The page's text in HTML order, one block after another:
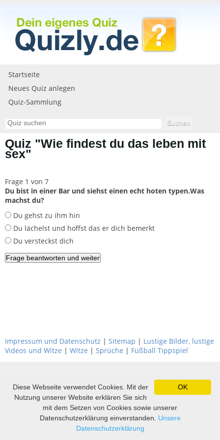
Startseite
Neues Quiz anlegen
Quiz-Sammlung
Quiz "Wie findest du das leben mit
sex"
Frage 1 von 7
Du bist in einer Bar und siehst einen echt hoten typen.Was
machst du?
Du gehst zu ihm hin
Du lächelst und hoffst das er dich bemerkt
Du versteckst dich
Impressum und Datenschutz | Sitemap | Lustige Bilder, lustige
Videos und Witze | Witze | Sprüche | Fußball Tippspiel
OK
Diese Webseite verwendet Cookies. Mit der
Nutzung unserer Website erklären Sie sich
mit dem Setzen von Cookies sowie unserer
Datenschutzerklärung einverstanden. Unsere
Datenschutzerklärung